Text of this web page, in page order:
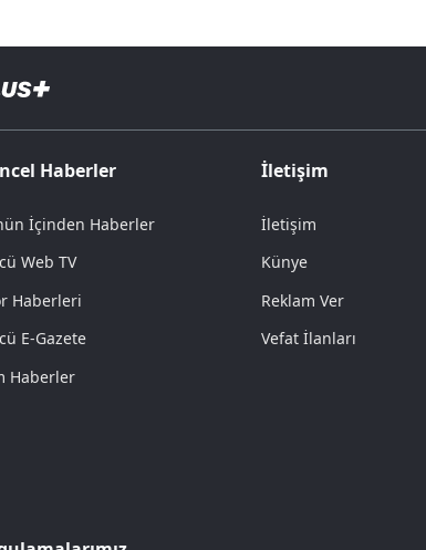
Haberler
İçinden Haberler
Web TV
Haberleri
E-Gazete
Haberler
İletişim
İletişim
Künye
Reklam Ver
Vefat İlanları